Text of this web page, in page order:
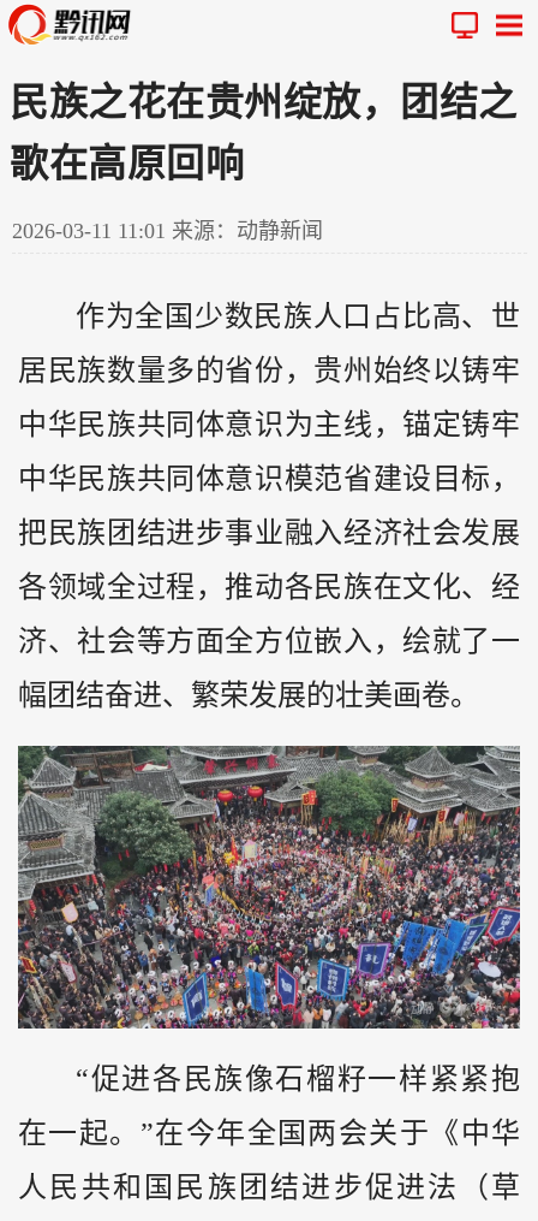
民族之花在贵州绽放，团结之
歌在高原回响
2026-03-11 11:01 来源：动静新闻
作为全国少数民族人口占比高、世
居民族数量多的省份， 贵州 始终以铸牢
中华民族共同体意识为主线，锚定铸牢
中华民族共同体意识模范省建设目标，
把民族团结进步事业融入经济社会发展
各领域全过程，推动各民族在文化、经
济、社会等方面全方位嵌入，绘就了一
幅团结奋进、繁荣发展的壮美画卷。
“促进各民族像石榴籽一样紧紧抱
在一起。”在今年全国两会关于《中华
人民共和国民族团结进步促进法（草